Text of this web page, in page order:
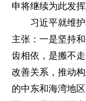
申将继续为此发挥
习近平就维
主张：一是坚持
齿相依，是搬不
改善关系，推动
的中东和海湾地